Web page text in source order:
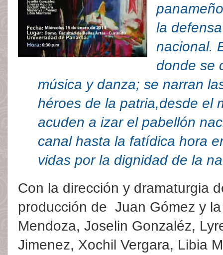
la
nacional.
donde se
música y danza; se narran
héroes de la patria,desde el
acuden a izar el pabellón
canal hasta la fatídica hora
vidas por la dignidad de la
Con la dirección y dramaturgia
producción de Juan Gómez y
Mendoza, Joselin Gonzaléz,
Jimenez, Xochil Vergara, Libia